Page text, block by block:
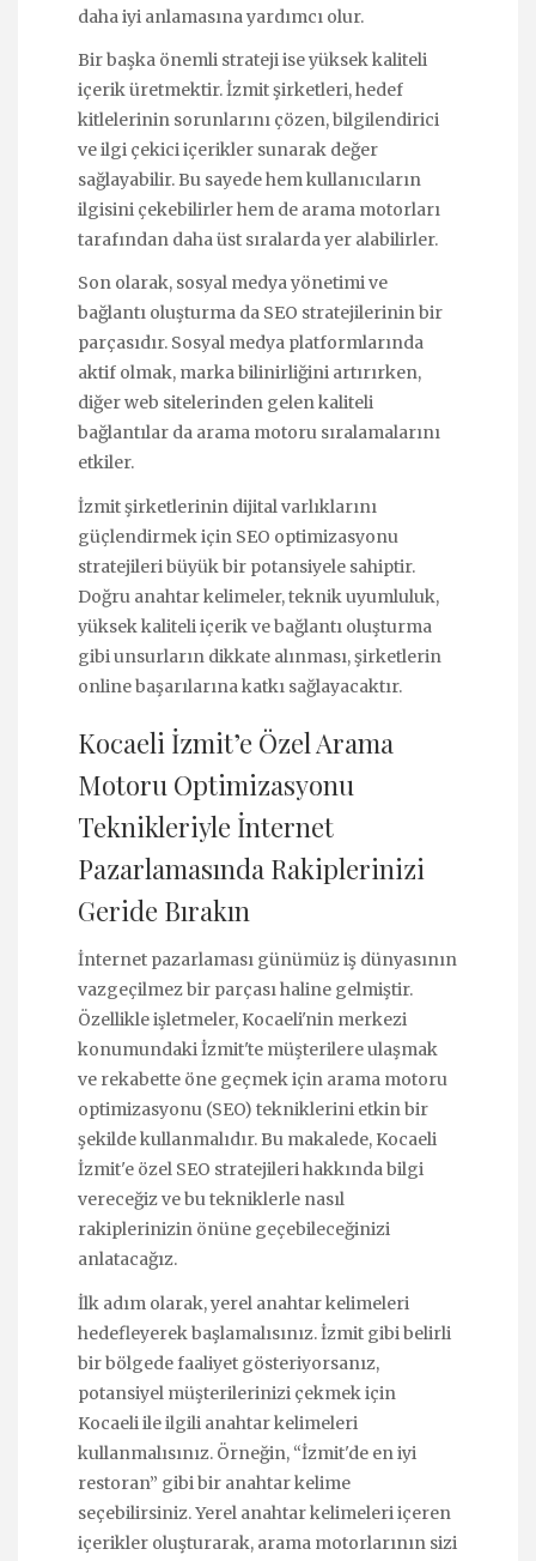
daha iyi anlamasına yardımcı olur.
Bir başka önemli strateji ise yüksek kaliteli
içerik üretmektir. İzmit şirketleri, hedef
kitlelerinin sorunlarını çözen, bilgilendirici
ve ilgi çekici içerikler sunarak değer
sağlayabilir. Bu sayede hem kullanıcıların
ilgisini çekebilirler hem de arama motorları
tarafından daha üst sıralarda yer alabilirler.
Son olarak, sosyal medya yönetimi ve
bağlantı oluşturma da SEO stratejilerinin bir
parçasıdır. Sosyal medya platformlarında
aktif olmak, marka bilinirliğini artırırken,
diğer web sitelerinden gelen kaliteli
bağlantılar da arama motoru sıralamalarını
etkiler.
İzmit şirketlerinin dijital varlıklarını
güçlendirmek için SEO optimizasyonu
stratejileri büyük bir potansiyele sahiptir.
Doğru anahtar kelimeler, teknik uyumluluk,
yüksek kaliteli içerik ve bağlantı oluşturma
gibi unsurların dikkate alınması, şirketlerin
online başarılarına katkı sağlayacaktır.
Kocaeli İzmit’e Özel Arama
Motoru Optimizasyonu
Teknikleriyle İnternet
Pazarlamasında Rakiplerinizi
Geride Bırakın
İnternet pazarlaması günümüz iş dünyasının
vazgeçilmez bir parçası haline gelmiştir.
Özellikle işletmeler, Kocaeli'nin merkezi
konumundaki İzmit'te müşterilere ulaşmak
ve rekabette öne geçmek için arama motoru
optimizasyonu (SEO) tekniklerini etkin bir
şekilde kullanmalıdır. Bu makalede, Kocaeli
İzmit'e özel SEO stratejileri hakkında bilgi
vereceğiz ve bu tekniklerle nasıl
rakiplerinizin önüne geçebileceğinizi
anlatacağız.
İlk adım olarak, yerel anahtar kelimeleri
hedefleyerek başlamalısınız. İzmit gibi belirli
bir bölgede faaliyet gösteriyorsanız,
potansiyel müşterilerinizi çekmek için
Kocaeli ile ilgili anahtar kelimeleri
kullanmalısınız. Örneğin, “İzmit'de en iyi
restoran” gibi bir anahtar kelime
seçebilirsiniz. Yerel anahtar kelimeleri içeren
içerikler oluşturarak, arama motorlarının sizi